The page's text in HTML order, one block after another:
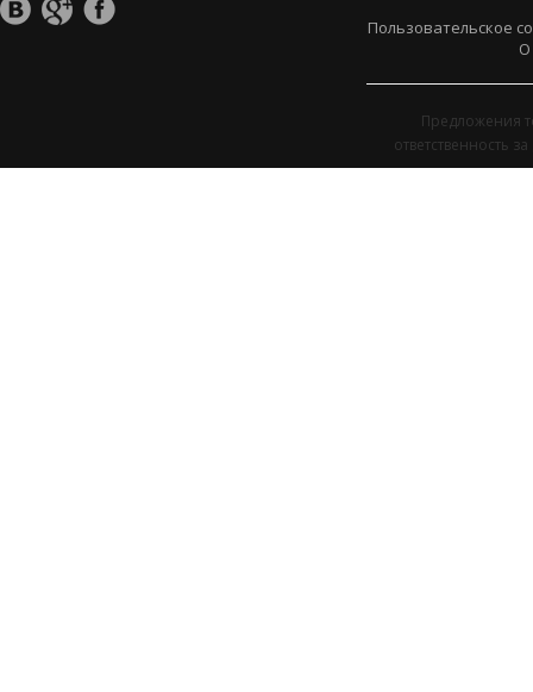
Пользовательское
О
Предложения
ответственность